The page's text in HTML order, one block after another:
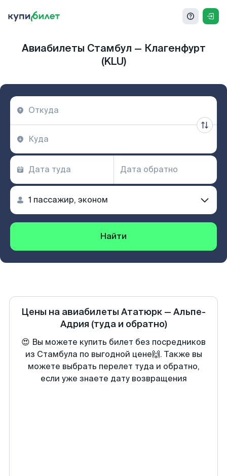
Авиабилеты Стамбул — Клагенфурт
(KLU)
Найти
Цены на авиабилеты Ататюрк — Альпе-
Адрия (туда и обратно)
😍 Вы можете купить билет без посредников
из Стамбула по выгодной цене🙌. Также вы
можете выбрать перелет туда и обратно,
если уже знаете дату возвращения